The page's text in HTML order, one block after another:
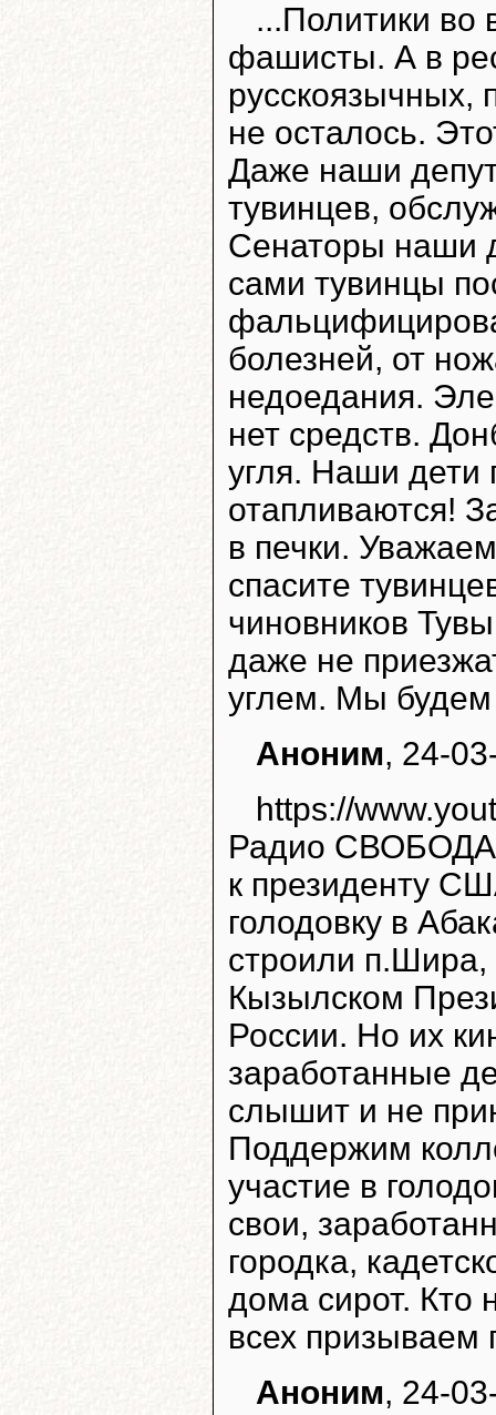
...Политики во
фашисты. А в
русскоязычных,
не осталось.
Даже наши
тувинцев,
Сенаторы наши
сами тувинцы
болезней, от
недоедания.
нет средств.
угля. Наши
отапливаются!
в печки.
спасите
чиновников
даже не
углем. Мы
Аноним, 24-
https://
Радио СВОБОДА.
к президенту
голодовку в
строили п.Шира,
Кызылском
России. Но их
заработанные
слышит и не
Поддержим
участие в
свои,
городка,
дома сирот. Кто
всех призываем
Аноним, 24-